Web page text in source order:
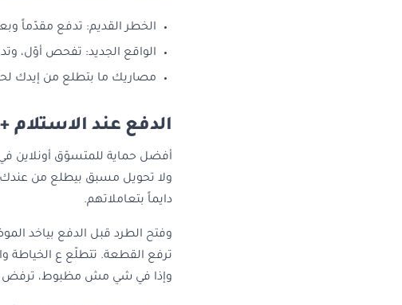
الخطر القديم: تدفع مقدّماً
الواقع الجديد: تفحص أوّل،
مصاريك ما بتطلع من إيدك
الدفع عند الاستلام
أفضل حماية للمتسوّق أونلاين في
ولا تحويل مسبق بيطلع من عندك.
دايماً بتعاملاتهم.
وفتح الطرد قبل الدفع بياخد
ترفع القطعة. تتطلّع ع الخياطة
وإذا في شي مش مظبوط، ترفض